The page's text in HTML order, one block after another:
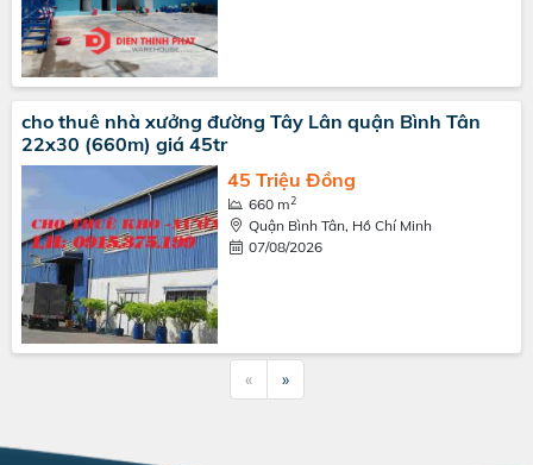
cho thuê nhà xưởng đường Tây Lân quận Bình Tân
22x30 (660m) giá 45tr
45 Triệu Đồng
660 m2
Quận Bình Tân, Hồ Chí Minh
07/08/2026
« »